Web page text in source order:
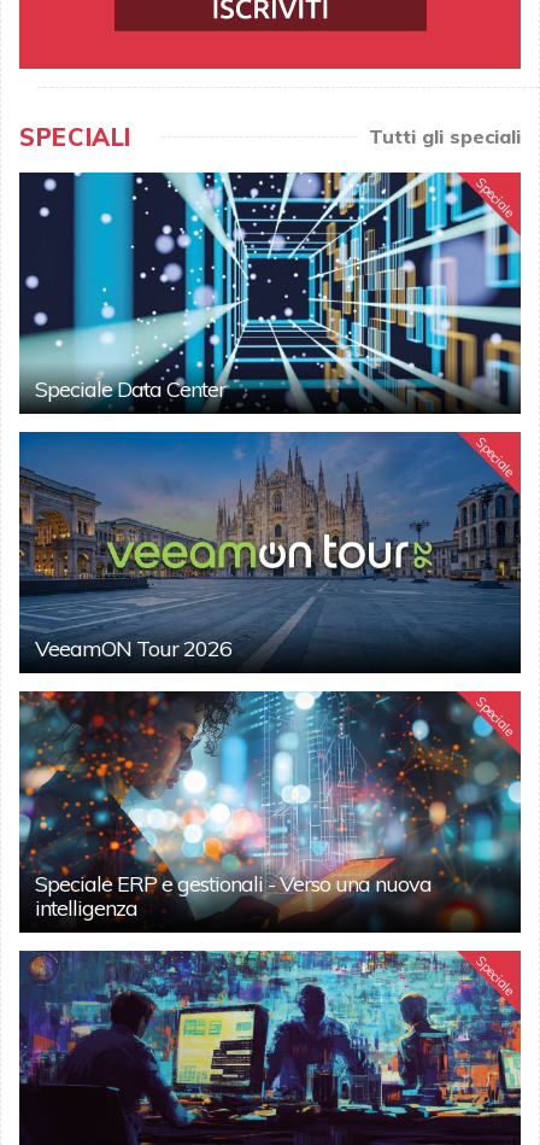
SPECIALI Tutti gli speciali
Speciale
Speciale Data Center
Speciale
VeeamON Tour 2026
Speciale
Speciale ERP e gestionali - Verso una nuova
intelligenza
Speciale